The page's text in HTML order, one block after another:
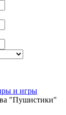
и игры
"Пушистики"